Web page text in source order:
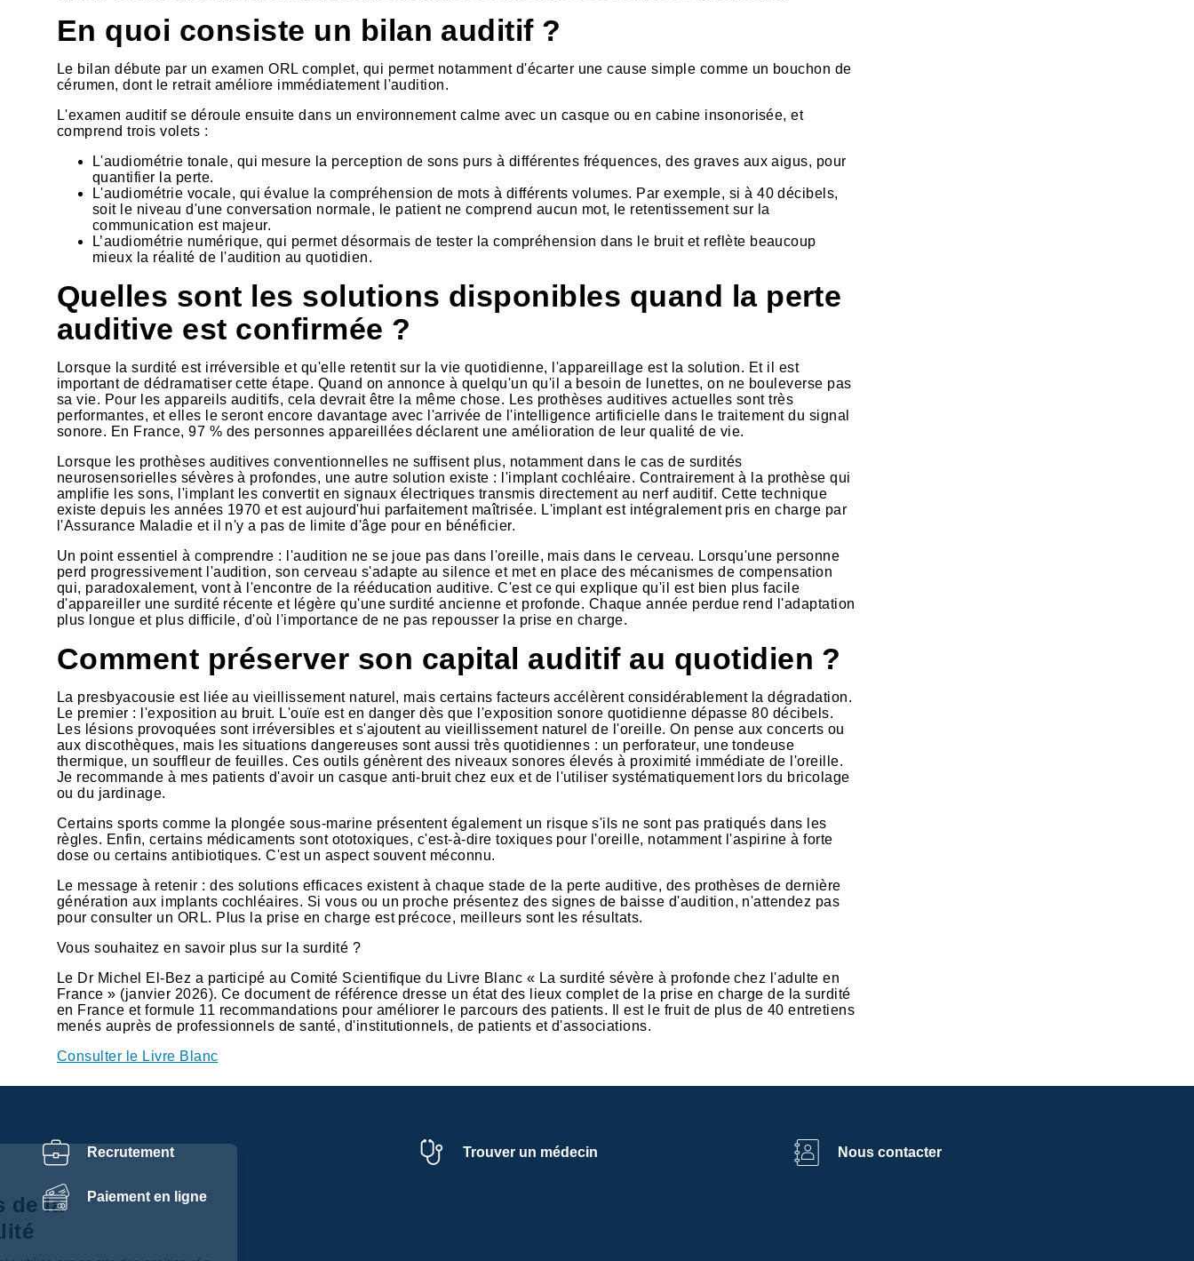
En quoi consiste un bilan auditif ?
Le bilan débute par un examen ORL complet, qui permet notamment d'écarter une cause simple comme un bouchon de
cérumen, dont le retrait améliore immédiatement l'audition.
L'examen auditif se déroule ensuite dans un environnement calme avec un casque ou en cabine insonorisée, et
comprend trois volets :
L'audiométrie tonale, qui mesure la perception de sons purs à différentes fréquences, des graves aux aigus, pour
quantifier la perte.
L'audiométrie vocale, qui évalue la compréhension de mots à différents volumes. Par exemple, si à 40 décibels,
soit le niveau d'une conversation normale, le patient ne comprend aucun mot, le retentissement sur la
communication est majeur.
L’audiométrie numérique, qui permet désormais de tester la compréhension dans le bruit et reflète beaucoup
mieux la réalité de l'audition au quotidien.
Quelles sont les solutions disponibles quand la perte
auditive est confirmée ?
Lorsque la surdité est irréversible et qu'elle retentit sur la vie quotidienne, l'appareillage est la solution. Et il est
important de dédramatiser cette étape. Quand on annonce à quelqu'un qu'il a besoin de lunettes, on ne bouleverse pas
sa vie. Pour les appareils auditifs, cela devrait être la même chose. Les prothèses auditives actuelles sont très
performantes, et elles le seront encore davantage avec l'arrivée de l'intelligence artificielle dans le traitement du signal
sonore. En France, 97 % des personnes appareillées déclarent une amélioration de leur qualité de vie.
Lorsque les prothèses auditives conventionnelles ne suffisent plus, notamment dans le cas de surdités
neurosensorielles sévères à profondes, une autre solution existe : l'implant cochléaire. Contrairement à la prothèse qui
amplifie les sons, l'implant les convertit en signaux électriques transmis directement au nerf auditif. Cette technique
existe depuis les années 1970 et est aujourd'hui parfaitement maîtrisée. L'implant est intégralement pris en charge par
l'Assurance Maladie et il n'y a pas de limite d'âge pour en bénéficier.
Un point essentiel à comprendre : l'audition ne se joue pas dans l'oreille, mais dans le cerveau. Lorsqu'une personne
perd progressivement l'audition, son cerveau s'adapte au silence et met en place des mécanismes de compensation
qui, paradoxalement, vont à l'encontre de la rééducation auditive. C'est ce qui explique qu'il est bien plus facile
d'appareiller une surdité récente et légère qu'une surdité ancienne et profonde. Chaque année perdue rend l'adaptation
plus longue et plus difficile, d'où l'importance de ne pas repousser la prise en charge.
Comment préserver son capital auditif au quotidien ?
La presbyacousie est liée au vieillissement naturel, mais certains facteurs accélèrent considérablement la dégradation.
Le premier : l'exposition au bruit. L'ouïe est en danger dès que l'exposition sonore quotidienne dépasse 80 décibels.
Les lésions provoquées sont irréversibles et s'ajoutent au vieillissement naturel de l'oreille. On pense aux concerts ou
aux discothèques, mais les situations dangereuses sont aussi très quotidiennes : un perforateur, une tondeuse
thermique, un souffleur de feuilles. Ces outils génèrent des niveaux sonores élevés à proximité immédiate de l'oreille.
Je recommande à mes patients d'avoir un casque anti-bruit chez eux et de l'utiliser systématiquement lors du bricolage
ou du jardinage.
Certains sports comme la plongée sous-marine présentent également un risque s'ils ne sont pas pratiqués dans les
règles. Enfin, certains médicaments sont ototoxiques, c'est-à-dire toxiques pour l'oreille, notamment l'aspirine à forte
dose ou certains antibiotiques. C'est un aspect souvent méconnu.
Le message à retenir : des solutions efficaces existent à chaque stade de la perte auditive, des prothèses de dernière
génération aux implants cochléaires. Si vous ou un proche présentez des signes de baisse d'audition, n'attendez pas
pour consulter un ORL. Plus la prise en charge est précoce, meilleurs sont les résultats.
Vous souhaitez en savoir plus sur la surdité ?
Le Dr Michel El-Bez a participé au Comité Scientifique du Livre Blanc « La surdité sévère à profonde chez l'adulte en
France » (janvier 2026). Ce document de référence dresse un état des lieux complet de la prise en charge de la surdité
en France et formule 11 recommandations pour améliorer le parcours des patients. Il est le fruit de plus de 40 entretiens
menés auprès de professionnels de santé, d'institutionnels, de patients et d'associations.
Consulter le Livre Blanc
Recrutement Trouver un médecin Nous contacter
Paiement en ligne
Centre de
préférences de la